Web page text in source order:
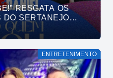
RESGATA OS
DO SERTANEJO
DE NOSTALGIA À
SÉRGIO & DANIEL
ENTRETENIMENTO